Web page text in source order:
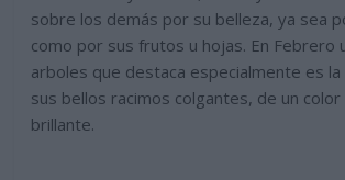
sobre los demás por su belleza, ya sea
como por sus frutos u hojas. En Febrero
arboles que destaca especialmente es la
sus bellos racimos colgantes, de un color
brillante.